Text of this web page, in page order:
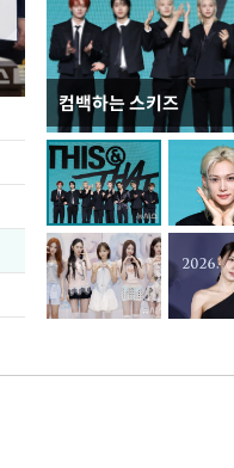
컴백하는 스키즈
입추 코앞인데 전국엔